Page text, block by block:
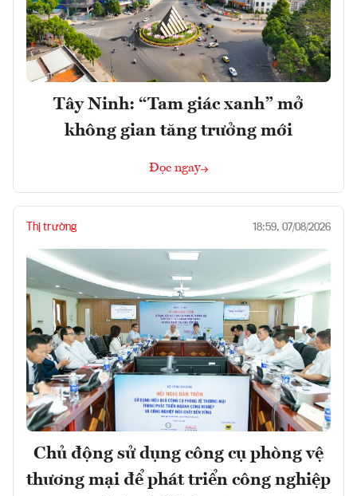
Tây Ninh: “Tam giác xanh” mở
không gian tăng trưởng mới
Đọc ngay
Thị trường 18:59, 07/08/2026
Chủ động sử dụng công cụ phòng vệ
thương mại để phát triển công nghiệp